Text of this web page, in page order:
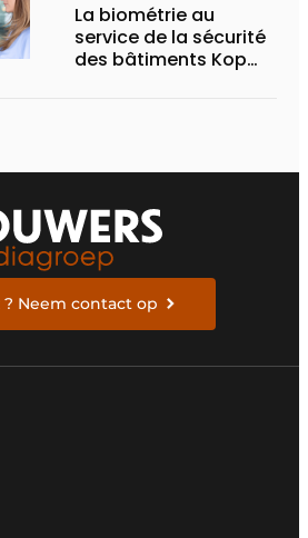
La biométrie au
service de la sécurité
des bâtiments Kop
? Neem contact op